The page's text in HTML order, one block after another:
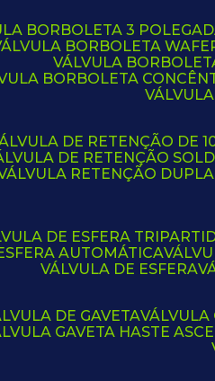
BORBOLETA 3
VÁLVULA BORBOLETA
VÁLVULA
BORBOLETA
DE RETENÇÃO DE
DE RETENÇÃO
VÁLVULA RETENÇÃO
DE ESFERA
AUTOMÁTICA
VÁLVULA DE ESFERA
DE GAVETA
GAVETA HASTE